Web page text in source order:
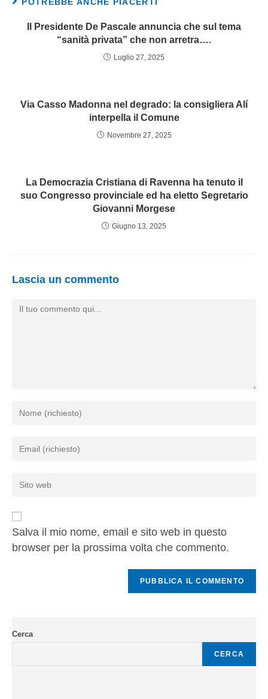
POTREBBE ANCHE PIACERTI
Il Presidente De Pascale annuncia che sul tema
“sanità privata” che non arretra….
Luglio 27, 2025
Via Casso Madonna nel degrado: la consigliera Alí
interpella il Comune
Novembre 27, 2025
La Democrazia Cristiana di Ravenna ha tenuto il
suo Congresso provinciale ed ha eletto Segretario
Giovanni Morgese
Giugno 13, 2025
Lascia un commento
Salva il mio nome, email e sito web in questo
browser per la prossima volta che commento.
Cerca
CERCA